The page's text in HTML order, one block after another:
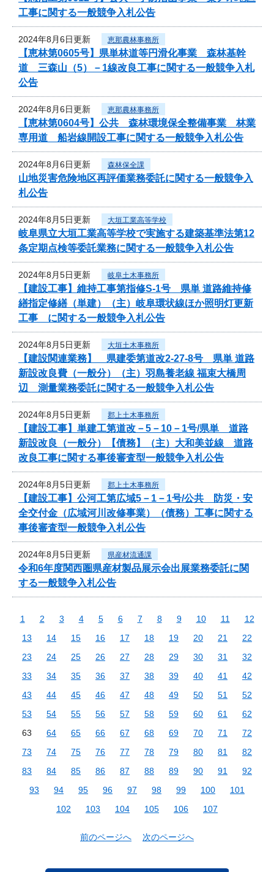
工事に関する一般競争入札公告
2024年8月6日更新 恵那農林事務所
【恵林第0605号】県単林道等円滑化事業 森林基幹
道 三森山（5）－1線改良工事に関する一般競争入札
公告
2024年8月6日更新 恵那農林事務所
【恵林第0604号】公共 森林環境保全整備事業 林業
専用道 船岩線開設工事に関する一般競争入札公告
2024年8月6日更新 森林保全課
山地災害危険地区再評価業務委託に関する一般競争入
札公告
2024年8月5日更新 大垣工業高等学校
岐阜県立大垣工業高等学校で実施する建築基準法第12
条定期点検等委託業務に関する一般競争入札公告
2024年8月5日更新 岐阜土木事務所
【建設工事】維持工事第指修S-1号 県単 道路維持修
繕指定修繕（単建）（主）岐阜環状線ほか照明灯更新
工事 に関する一般競争入札公告
2024年8月5日更新 大垣土木事務所
【建設関連業務】 県建委第道改2-27-8号 県単 道路
新設改良費（一般分）（主）羽島養老線 福束大橋周
辺 測量業務委託に関する一般競争入札公告
2024年8月5日更新 郡上土木事務所
【建設工事】単建工第道改－5－10－1号/県単 道路
新設改良（一般分）【債務】（主）大和美並線 道路
改良工事に関する事後審査型一般競争入札公告
2024年8月5日更新 郡上土木事務所
【建設工事】公河工第広域5－1－1号/公共 防災・安
全交付金（広域河川改修事業）（債務）工事に関する
事後審査型一般競争入札公告
2024年8月5日更新 県産材流通課
令和6年度関西圏県産材製品展示会出展業務委託に関
する一般競争入札公告
1 2 3 4 5 6 7 8 9 10 11
12
13
14 15 16 17 18 19 20 21
22
23
24 25 26 27 28 29 30 31
32
33
34 35 36 37 38 39 40 41
42
43
44 45 46 47 48 49 50 51
52
53
54 55 56 57 58 59 60 61
62
63
64 65 66 67 68 69 70 71
72
73
74 75 76 77 78 79 80 81
82
83
84 85 86 87 88 89 90 91
92
93
94 95 96 97 98 99 100
101
102
103 104 105 106 107
前のページへ 次のページへ